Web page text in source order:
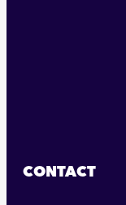
CONTACT